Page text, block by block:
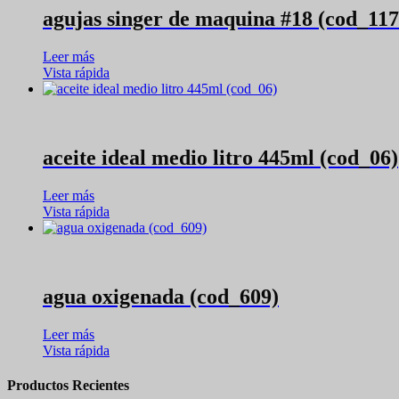
agujas singer de maquina #18
Leer más
Vista rápida
aceite ideal medio litro 445ml (cod_06)
Leer más
Vista rápida
agua oxigenada (cod_609)
Leer más
Vista rápida
Productos Recientes